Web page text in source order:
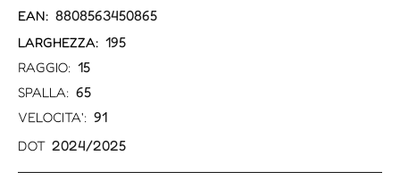
EAN: 8808563450865
LARGHEZZA: 195
RAGGIO: 15
SPALLA: 65
VELOCITA': 91
DOT 2024/2025